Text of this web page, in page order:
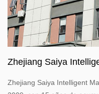
Zhejiang Saiya
Zhejiang Saiya Intelligent